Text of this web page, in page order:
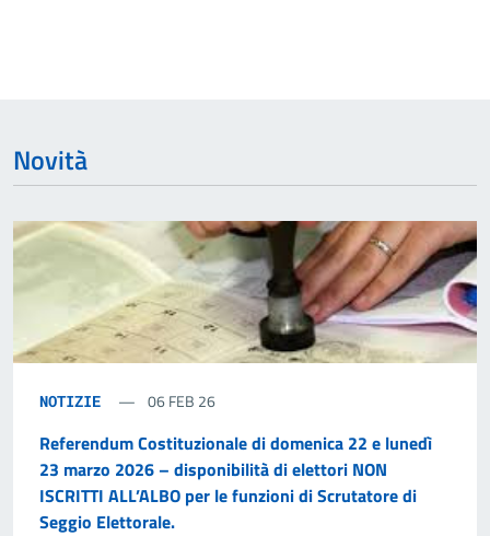
Novità
NOTIZIE 06 FEB 26
Referendum Costituzionale di domenica 22 e lunedì
23 marzo 2026 – disponibilità di elettori NON
ISCRITTI ALL’ALBO per le funzioni di Scrutatore di
Seggio Elettorale.